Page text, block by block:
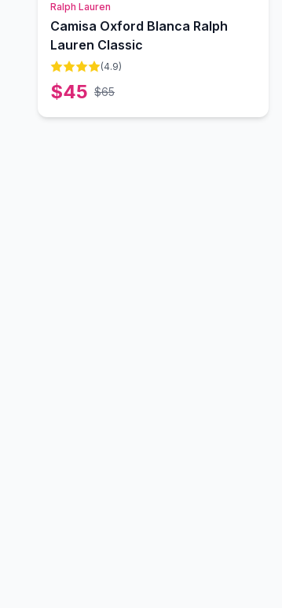
Ralph Lauren
Camisa Oxford Blanca Ralph
Lauren Classic
(4.9)
$45 $65